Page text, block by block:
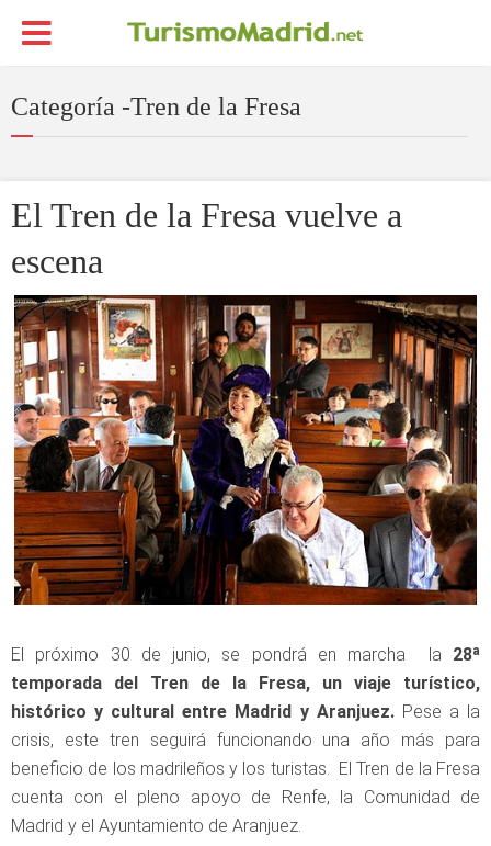
Categoría -Tren de la Fresa
El Tren de la Fresa vuelve a
escena
El próximo 30 de junio, se pondrá en marcha la 28ª
temporada del Tren de la Fresa, un viaje turístico,
histórico y cultural entre Madrid y Aranjuez. Pese a la
crisis, este tren seguirá funcionando una año más para
beneficio de los madrileños y los turistas. El Tren de la Fresa
cuenta con el pleno apoyo de Renfe, la Comunidad de
Madrid y el Ayuntamiento de Aranjuez.